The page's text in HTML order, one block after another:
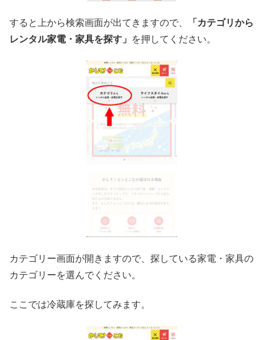
すると上から検索画面が出てきますので、
「カテゴリから
レンタル家電・家具を探す」
を押してください。
カテゴリー画面が開きますので、探している家電・家具の
カテゴリーを選んでください。
ここでは冷蔵庫を探してみます。